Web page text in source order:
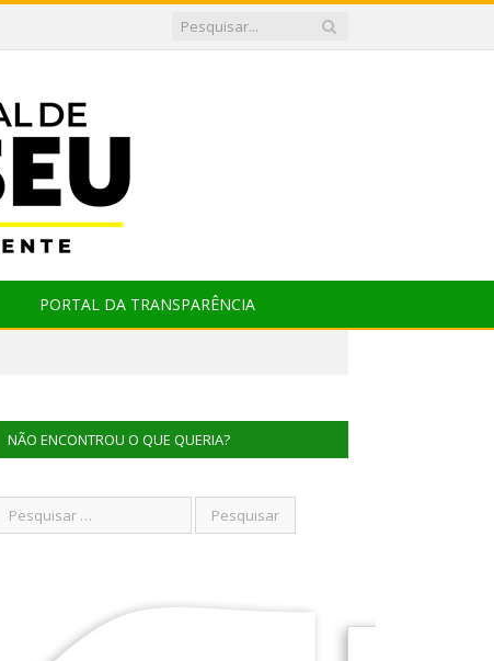
PORTAL DA TRANSPARÊNCIA
NÃO ENCONTROU O QUE QUERIA?